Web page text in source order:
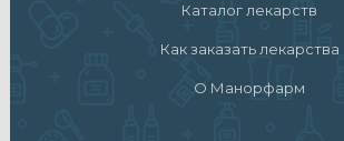
Каталог лекарств
Как заказать лекарства
О Манорфарм